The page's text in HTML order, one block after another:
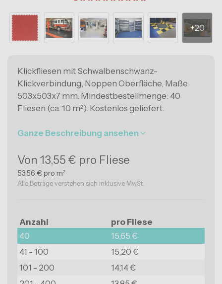
Klickfliesen mit Schwalbenschwanz-
Klickverbindung, Noppen Oberfläche, Maße
503x503x7 mm. Mindestbestellmenge: 40
Fliesen (ca. 10 m²). Kostenlos geliefert.
Ganze Beschreibung ansehen
Von 13,55 € pro Fliese
53,56 € pro m²
Alle Beträge verstehen sich inklusive MwSt.
Anzahl
pro Fliese
40
15,65 €
41 - 100
15,20 €
101 - 200
14,14 €
Fitnessböden
Messestandböden
Eventböden
Stallböden
ESD-Böden
Lebensmittelindustrie
Bildungseinrichtungen
Balkonböden
Wohnzimmerböden
Schlafzimmerböden
Anti-Rutsch
Band